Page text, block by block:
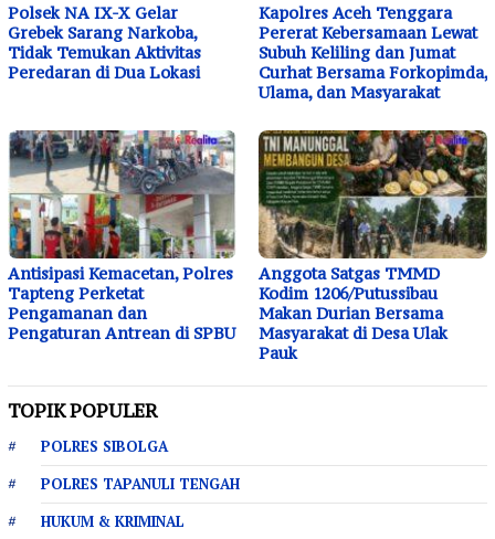
Polsek NA IX-X Gelar
Grebek Sarang Narkoba,
Tidak Temukan Aktivitas
Peredaran di Dua Lokasi
Kapolres Aceh Tenggara
Pererat Kebersamaan Lewat
Subuh Keliling dan Jumat
Curhat Bersama Forkopimda,
Ulama, dan Masyarakat
Antisipasi Kemacetan, Polres
Tapteng Perketat
Pengamanan dan
Pengaturan Antrean di SPBU
Anggota Satgas TMMD
Kodim 1206/Putussibau
Makan Durian Bersama
Masyarakat di Desa Ulak
Pauk
TOPIK POPULER
POLRES SIBOLGA
POLRES TAPANULI TENGAH
HUKUM & KRIMINAL